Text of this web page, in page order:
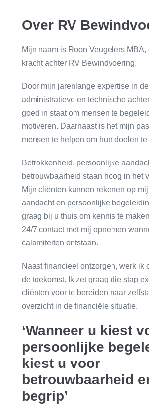
Over RV
Mijn naam is Roon Veugelers MBA,
kracht achter RV Bewindvoering.
Door mijn jarenlange expertise in de
administratieve en technische
goed in staat om mensen te
motiveren. Daarnaast is het mijn
mensen te helpen om hun doelen te
Betrokkenheid, persoonlijke
betrouwbaarheid staan hoog in het
Mijn cliënten kunnen rekenen op
aandacht en persoonlijke
graag bij u thuis om kennis te
24/7 contact met mij opnemen
calamiteiten ontstaan.
Naast financieel ontzorgen, werk ik
de toekomst. Ik zet graag die stap
cliënten voor te bereiden naar
overzicht in de financiële situatie.
‘Wanneer u kiest
persoonlijke
kiest u voor
betrouwbaarheid
begrip’